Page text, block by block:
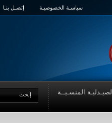
إتصـل بنـا سياسـة الخصوصيـة
الصيـدليـة المنسـيــة